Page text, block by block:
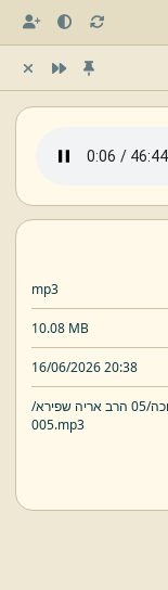
mp3
10.08 MB
16/06/2026 20:38
05 הרב אריה שפירא/
005.mp3